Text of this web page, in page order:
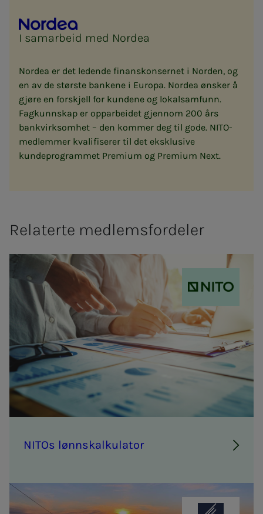
I samarbeid med Nordea
Nordea er det ledende finanskonsernet i Norden, og
en av de største bankene i Europa. Nordea ønsker å
gjøre en forskjell for kundene og lokalsamfunn.
Fagkunnskap er opparbeidet gjennom 200 års
bankvirksomhet – den kommer deg til gode. NITO-
medlemmer kvalifiserer til det eksklusive
kundeprogrammet Premium og Premium Next.
Relaterte medlemsfordeler
NITO
NITOs lønn­­­skalk­­­u­la­tor